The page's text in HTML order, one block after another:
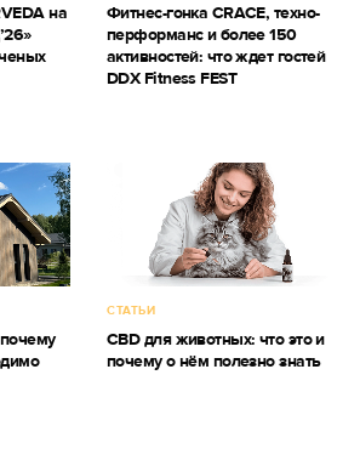
на
Фитнес-гонка CRACE, техно-
перформанс и более 150
активностей: что ждет гостей
DDX Fitness FEST
СТАТЬИ
CBD для животных: что это и
почему о нём полезно знать